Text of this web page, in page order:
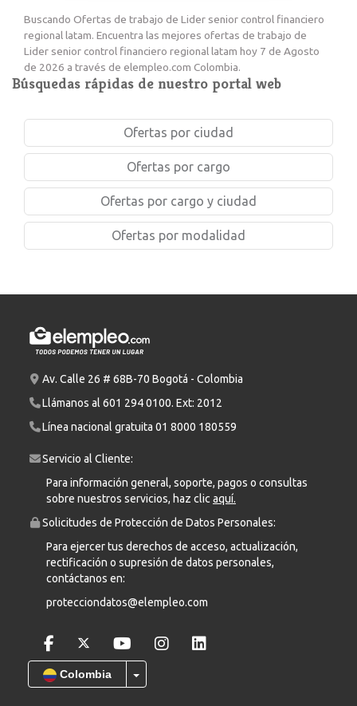
Buscando Ofertas de trabajo de Lider senior control financiero
regional latam. Encuentra las mejores ofertas de trabajo de
Lider senior control financiero regional latam hoy 7 de Agosto
de 2026 a través de elempleo.com Colombia.
Búsquedas rápidas de nuestro portal web
Ofertas por ciudad
Ofertas por cargo
Ofertas por cargo y ciudad
Ofertas por modalidad
Av. Calle 26 # 68B-70 Bogotá - Colombia
Llámanos al 601 294 0100. Ext: 2012
Línea nacional gratuita 01 8000 180559
Servicio al Cliente:
Para información general, soporte, pagos o consultas
sobre nuestros servicios, haz clicaquí.
Solicitudes de Protección de Datos Personales:
Para ejercer tus derechos de acceso, actualización,
rectificación o supresión de datos personales,
contáctanos en:
protecciondatos@elempleo.com
Colombia